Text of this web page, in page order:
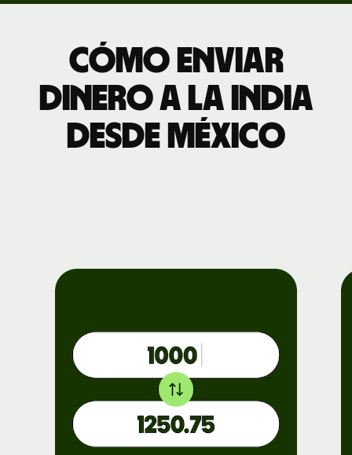
Cómo enviar
dinero a la India
desde México